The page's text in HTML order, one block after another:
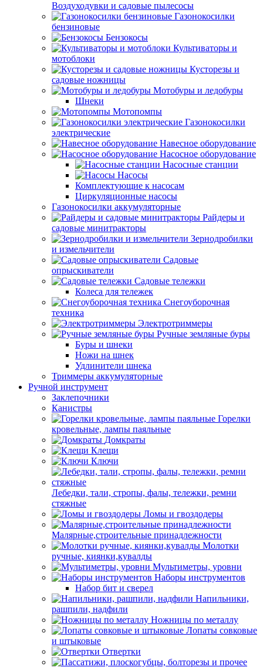
Воздуходувки и садовые пылесосы
Газонокосилки
бензиновые
Бензокосы
Культиваторы и
мотоблоки
Кусторезы и
садовые ножницы
Мотобуры и ледобуры
Шнеки
Мотопомпы
Газонокосилки
электрические
Навесное оборудование
Насосное оборудование
Насосные станции
Насосы
Комплектующие к насосам
Циркуляционные насосы
Газонокосилки аккумуляторные
Райдеры и
садовые минитракторы
Зернодробилки
и измельчители
Садовые
опрыскиватели
Садовые тележки
Колеса для тележек
Снегоуборочная
техника
Электротриммеры
Ручные земляные буры
Буры и шнеки
Ножи на шнек
Удлинители шнека
Триммеры аккумуляторные
Ручной инструмент
Заклепочники
Канистры
Горелки
кровельные, лампы паяльные
Домкраты
Клещи
Ключи
Лебедки, тали, стропы, фалы, тележки, ремни
стяжные
Ломы и гвоздодеры
Малярные,строительные принадлежности
Молотки
ручные, киянки,кувалды
Мультиметры, уровни
Наборы инструментов
Набор бит и сверел
Напильники,
рашпили, надфили
Ножницы по металлу
Лопаты совковые
и штыковые
Отвертки